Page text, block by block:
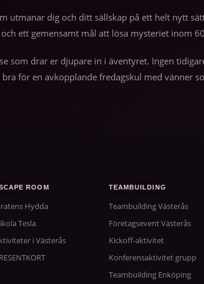
utmanar dig och ditt sällskap på ett helt nytt
ett gemensamt mål att lösa mysteriet inom
som drar er djupare in i äventyret. Ingen
för en avkopplande fredagskul med vänner
ROOM
Hydda
Tesla
i Västerås
TEAMBUILDING
Teambuilding Västerås
Företagsevent Västerås
Kickoff-aktivitet
Konferensaktivitet grupp
Teambuilding Enköping